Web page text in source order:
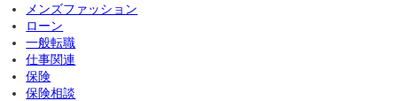
メンズファッション
ローン
一般転職
仕事関連
保険
保険相談